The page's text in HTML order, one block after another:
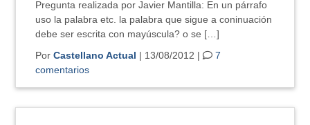
Pregunta realizada por Javier Mantilla: En un párrafo
uso la palabra etc. la palabra que sigue a coninuación
debe ser escrita con mayúscula? o se […]
PorCastellano Actual | 13/08/2012 |
7
comentarios